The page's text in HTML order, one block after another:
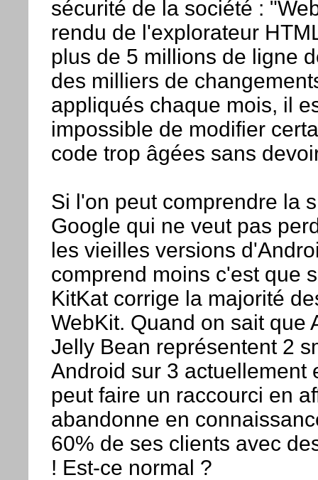
sécurité de la société :
rendu de l'explorateur
plus de 5 millions de ligne
des milliers de
appliqués chaque mois, il
impossible de modifier
code trop âgées sans
Si l'on peut comprendre la
Google qui ne veut pas
les vieilles versions
comprend moins c'est que
KitKat corrige la majorité
WebKit. Quand on sait que
Jelly Bean représentent 2
Android sur 3 actuellement
peut faire un raccourci en
abandonne en
60% de ses clients avec
! Est-ce normal ?